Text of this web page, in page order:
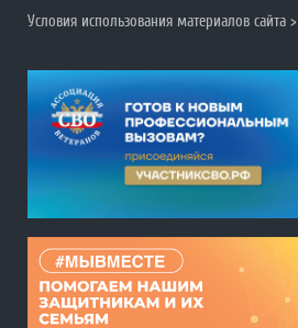
Условия использования материалов сайта >